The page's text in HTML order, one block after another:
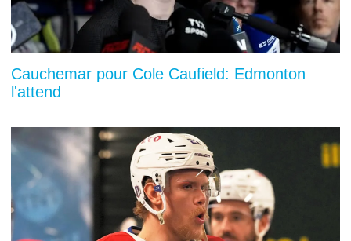
Cauchemar pour Cole Caufield: Edmonton
l'attend